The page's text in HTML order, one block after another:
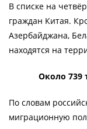
В списке на
граждан Китая.
Азербайджана,
находятся на
Около 739
По словам
миграционную